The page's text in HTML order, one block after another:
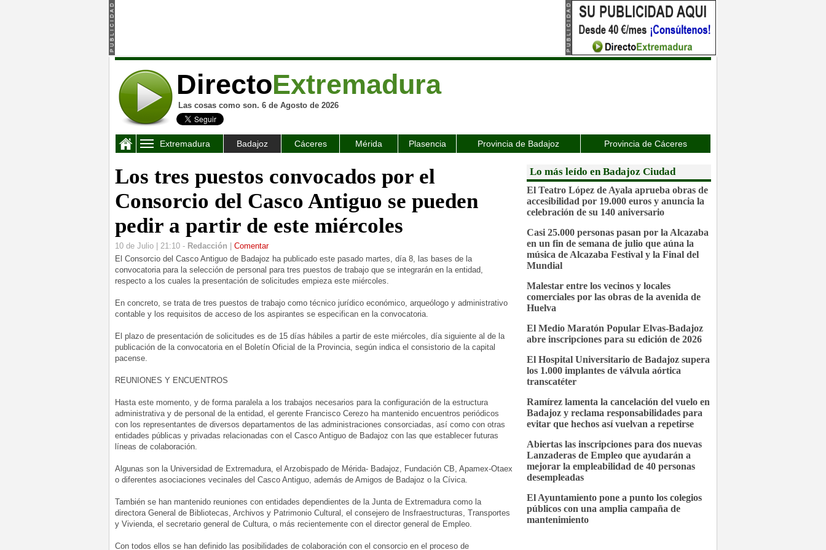
DirectoExtremadura
Las cosas como son. 6 de Agosto de 2026
Extremadura Badajoz Cáceres Mérida Plasencia Provincia de Badajoz Provincia de Cáceres
Los tres puestos convocados por el
Consorcio del Casco Antiguo se pueden
pedir a partir de este miércoles
10 de Julio | 21:10 - Redacción
Comentar
El Consorcio del Casco Antiguo de Badajoz ha publicado este pasado martes, día 8, las bases de la
convocatoria para la selección de personal para tres puestos de trabajo que se integrarán en la entidad,
respecto a los cuales la presentación de solicitudes empieza este miércoles.
En concreto, se trata de tres puestos de trabajo como técnico jurídico económico, arqueólogo y administrativo
contable y los requisitos de acceso de los aspirantes se especifican en la convocatoria.
El plazo de presentación de solicitudes es de 15 días hábiles a partir de este miércoles, día siguiente al de la
publicación de la convocatoria en el Boletín Oficial de la Provincia, según indica el consistorio de la capital
pacense.
REUNIONES Y ENCUENTROS
Hasta este momento, y de forma paralela a los trabajos necesarios para la configuración de la estructura
administrativa y de personal de la entidad, el gerente Francisco Cerezo ha mantenido encuentros periódicos
con los representantes de diversos departamentos de las administraciones consorciadas, así como con otras
entidades públicas y privadas relacionadas con el Casco Antiguo de Badajoz con las que establecer futuras
líneas de colaboración.
Algunas son la Universidad de Extremadura, el Arzobispado de Mérida- Badajoz, Fundación CB, Apamex-Otaex
o diferentes asociaciones vecinales del Casco Antiguo, además de Amigos de Badajoz o la Cívica.
También se han mantenido reuniones con entidades dependientes de la Junta de Extremadura como la
directora General de Bibliotecas, Archivos y Patrimonio Cultural, el consejero de Insfraestructuras, Transportes
y Vivienda, el secretario general de Cultura, o más recientemente con el director general de Empleo.
Con todos ellos se han definido las posibilidades de colaboración con el consorcio en el proceso de
Lo más leído en Badajoz Ciudad
El Teatro López de Ayala aprueba obras de
accesibilidad por 19.000 euros y anuncia la
celebración de su 140 aniversario
Casi 25.000 personas pasan por la Alcazaba
en un fin de semana de julio que aúna la
música de Alcazaba Festival y la Final del
Mundial
Malestar entre los vecinos y locales
comerciales por las obras de la avenida de
Huelva
El Medio Maratón Popular Elvas-Badajoz
abre inscripciones para su edición de 2026
El Hospital Universitario de Badajoz supera
los 1.000 implantes de válvula aórtica
transcatéter
Ramírez lamenta la cancelación del vuelo en
Badajoz y reclama responsabilidades para
evitar que hechos así vuelvan a repetirse
Abiertas las inscripciones para dos nuevas
Lanzaderas de Empleo que ayudarán a
mejorar la empleabilidad de 40 personas
desempleadas
El Ayuntamiento pone a punto los colegios
públicos con una amplia campaña de
mantenimiento